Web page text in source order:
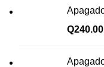
Q240.00